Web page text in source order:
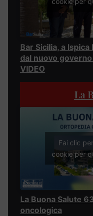
Bar Sicilia, a
dal nuovo governo
VIDEO
La
Fai clic
cookie per
La Buona Salute
oncologica